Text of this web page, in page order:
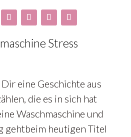
eine Geschichte aus
die es in sich hat
Waschmaschine und
gehtbeim heutigen Titel